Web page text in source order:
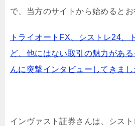
で、当方のサイトから始めるとお
トライオートFX、シストレ24、
ど、他にはない取引の魅力があ
んに突撃インタビューしてきまし
インヴァスト証券さんは、シス